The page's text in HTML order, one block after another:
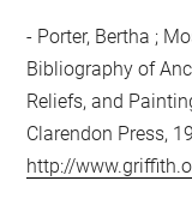
Porter, Bertha ;
Bibliography of
Reliefs, and
Clarendon Press,
http://